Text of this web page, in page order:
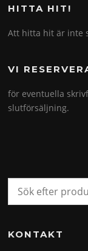
HITTA HIT!
Att hitta hit är inte
VI
för eventuella
slutförsäljning.
KONTAKT